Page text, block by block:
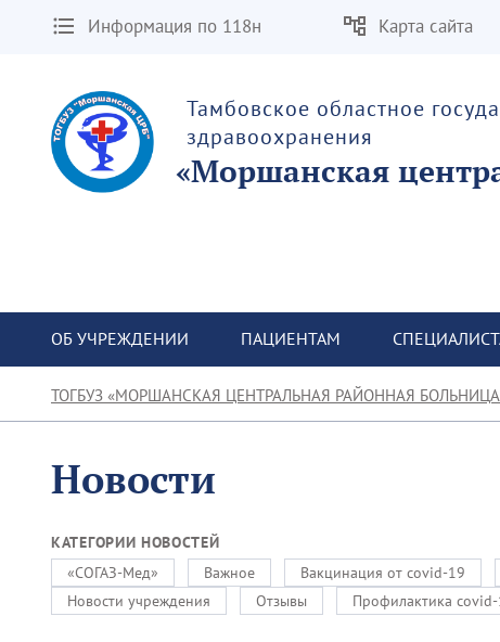
Информация по 118н Карта сайта
Тамбовское областное
здравоохранения
«Моршанская
ОБ УЧРЕЖДЕНИИ ПАЦИЕНТАМ
ТОГБУЗ «МОРШАНСКАЯ ЦЕНТРАЛЬНАЯ РАЙОННАЯ
Новости
КАТЕГОРИИ НОВОСТЕЙ
«СОГАЗ-Мед»
Важное Вакцинация от covid-19
Новости учреждения
Отзывы Профилактика